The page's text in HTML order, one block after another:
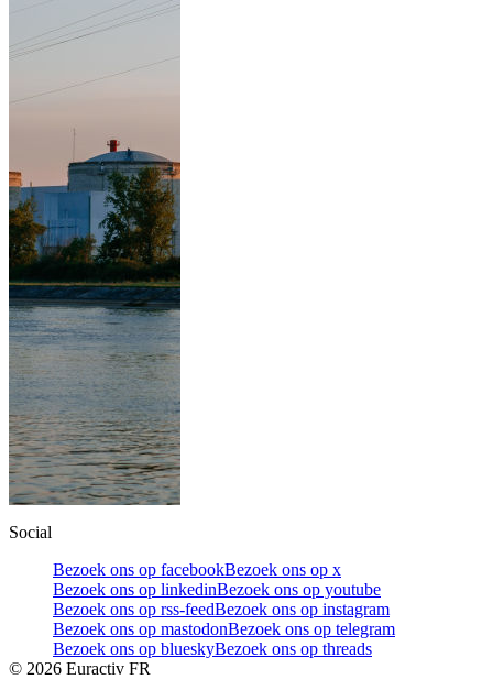
Social
Bezoek ons op facebookBezoek ons op x
Bezoek ons op linkedinBezoek ons op youtube
Bezoek ons op rss-feedBezoek ons op instagram
Bezoek ons op mastodonBezoek ons op telegram
Bezoek ons op blueskyBezoek ons op threads
© 2026 Euractiv FR